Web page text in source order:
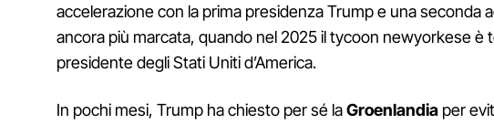
accelerazione con la prima presidenza Trump e una seconda
ancora più marcata, quando nel 2025 il tycoon newyorkese è
presidente degli Stati Uniti d’America.
In pochi mesi, Trump ha chiesto per sé laGroenlandia per